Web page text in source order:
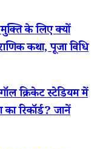
के लिए क्यों
कथा, पूजा विधि
क्रिकेट स्टेडियम में
रिकॉर्ड? जानें